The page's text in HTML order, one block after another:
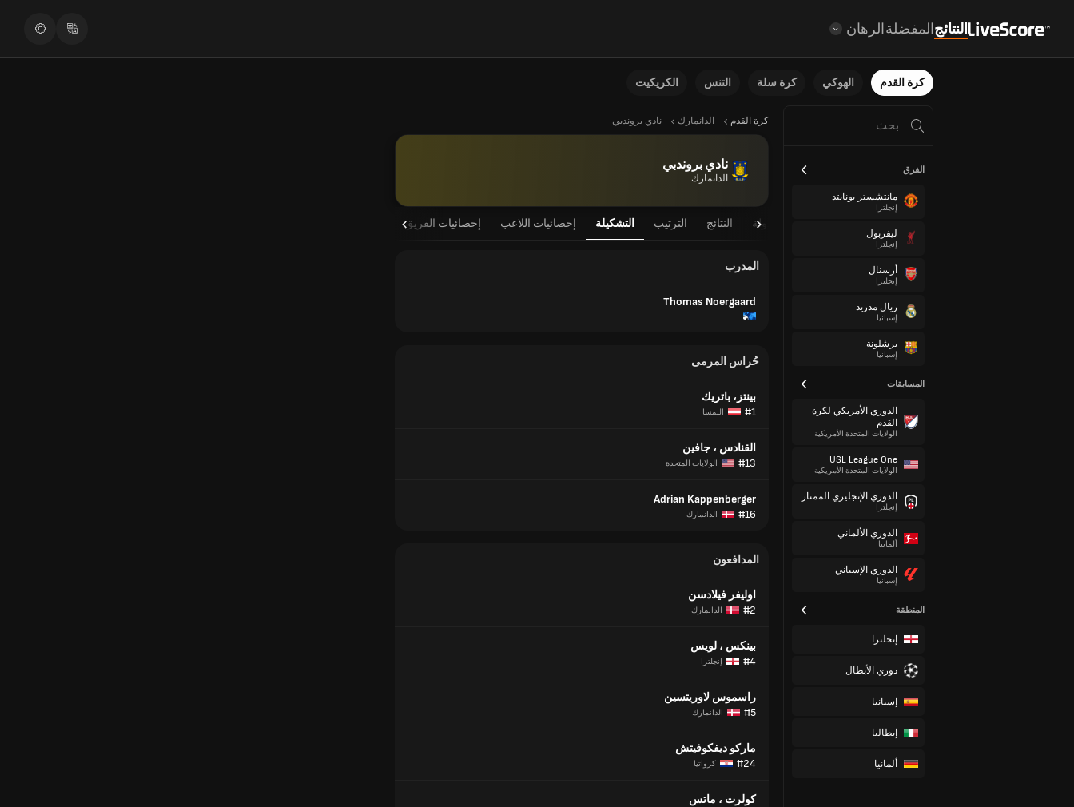
النتائجالمفضلةالرهان
كرة القدم الهوكي كرة سلة التنس الكريكيت
الفرق
مانتشستر يونايتد
إنجلترا
ليفربول
إنجلترا
أرسنال
إنجلترا
ريال مدريد
إسبانيا
برشلونة
إسبانيا
المسابقات
الدوري الأمريكي لكرة
القدم
الولايات المتحدة الأمريكية
USL League One
الولايات المتحدة الأمريكية
الدوري الإنجليزي الممتاز
إنجلترا
الدوري الألماني
ألمانيا
الدوري الإسباني
إسبانيا
المنطقة
إنجلترا
دوري الأبطال
إسبانيا
إيطاليا
ألمانيا
كرة القدم الدانمارك نادي بروندبي
نادي بروندبي
الدانمارك
مباريات مجدولة النتائج الترتيب التشكيلة إحصائيات اللاعب إحصائيات الفريق
المدرب
Thomas Noergaard
حُراس المرمى
بينتز، باتريك
#1
النمسا
القنادس ، جافين
#13
الولايات المتحدة
Adrian Kappenberger
#16
الدانمارك
المدافعون
اوليفر فيلادسن
#2
الدانمارك
بينكس ، لويس
#4
إنجلترا
راسموس لاوريتسين
#5
الدانمارك
ماركو ديفكوفيتش
#24
كرواتيا
كولرت ، ماتس